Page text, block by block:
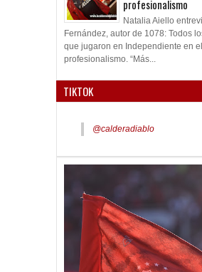
Natalia Aiello
Fernández, autor de 1078: Todos
que jugaron en Independiente en el
profesionalismo. “Más...
TIKTOK